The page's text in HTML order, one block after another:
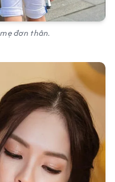
đơn thân.